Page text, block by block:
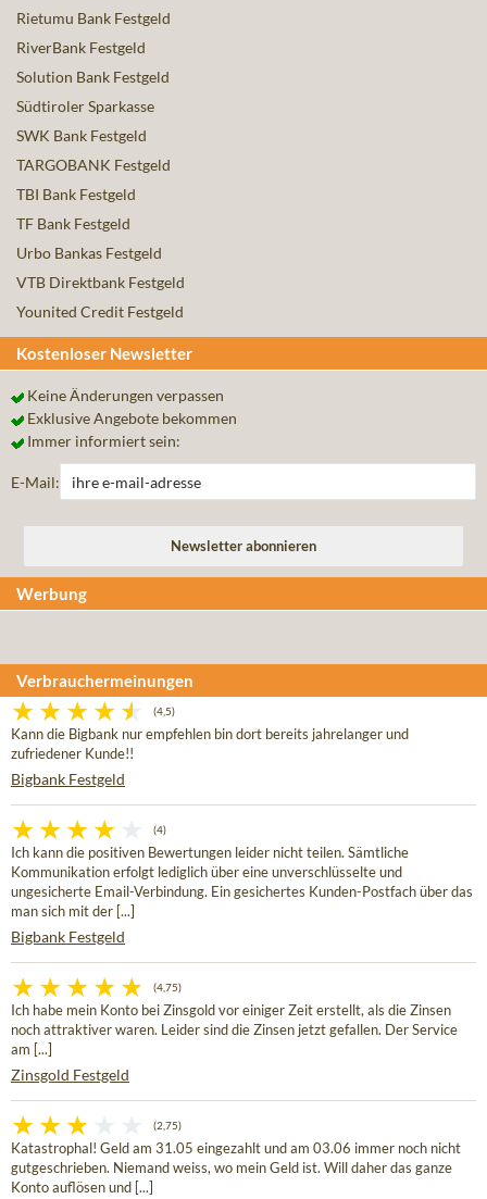
Rietumu Bank Festgeld
RiverBank Festgeld
Solution Bank Festgeld
Südtiroler Sparkasse
SWK Bank Festgeld
TARGOBANK Festgeld
TBI Bank Festgeld
TF Bank Festgeld
Urbo Bankas Festgeld
VTB Direktbank Festgeld
Younited Credit Festgeld
Kostenloser Newsletter
Keine Änderungen verpassen
Exklusive Angebote bekommen
Immer informiert sein:
E-Mail:
Werbung
Verbrauchermeinungen
(4,5)
Kann die Bigbank nur empfehlen bin dort bereits jahrelanger und
zufriedener Kunde!!
Bigbank Festgeld
(4)
Ich kann die positiven Bewertungen leider nicht teilen. Sämtliche
Kommunikation erfolgt lediglich über eine unverschlüsselte und
ungesicherte Email-Verbindung. Ein gesichertes Kunden-Postfach über das
man sich mit der [...]
Bigbank Festgeld
(4,75)
Ich habe mein Konto bei Zinsgold vor einiger Zeit erstellt, als die Zinsen
noch attraktiver waren. Leider sind die Zinsen jetzt gefallen. Der Service
am [...]
Zinsgold Festgeld
(2,75)
Katastrophal! Geld am 31.05 eingezahlt und am 03.06 immer noch nicht
gutgeschrieben. Niemand weiss, wo mein Geld ist. Will daher das ganze
Konto auflösen und [...]